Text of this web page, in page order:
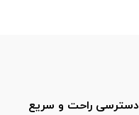
دسترسی راحت و سریع